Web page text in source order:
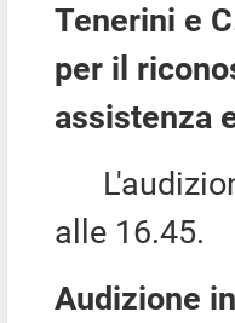
Tenerini e
per il
assistenza
alle 16.45.
Audizione